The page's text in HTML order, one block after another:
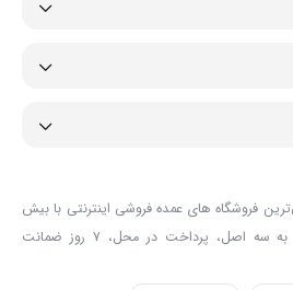
فروشگاه های عمده فروشی اینترنتی با بیش
از یک دهه تجربه، با پایبندی به سه اصل، پرداخت در محل، ۷ روز ضمانت
موفق شده تا همگام با فروشگاه‌های معتبر